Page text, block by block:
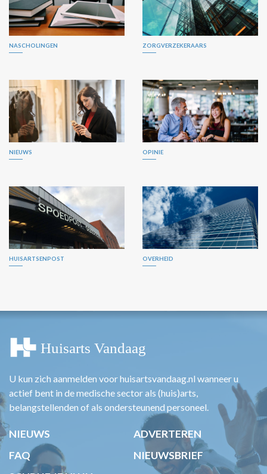
NASCHOLINGEN ZORGVERZEKERAARS
NIEUWS OPINIE
HUISARTSENPOST OVERHEID
U kun zich aanmelden voor huisartsvandaag.nl wanneer u
actief bent in de medische sector als (huis)arts,
belangstellenden of als ondersteunend personeel.
NIEUWS
ADVERTEREN
FAQ
NIEUWSBRIEF